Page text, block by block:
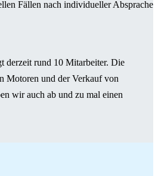
Fällen nach individueller Absprache
derzeit rund 10 Mitarbeiter. Die
Motoren und der Verkauf von
wir auch ab und zu mal einen